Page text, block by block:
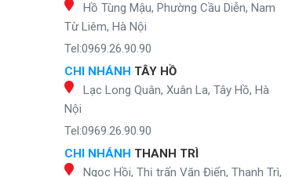
Hồ Tùng Mậu, Phường Cầu Diễn, Nam
Từ Liêm, Hà Nội
Tel:0969.26.90.90
CHI NHÁNH TÂY HỒ
Lạc Long Quân, Xuân La, Tây Hồ, Hà
Nội
Tel:0969.26.90.90
CHI NHÁNH THANH TRÌ
Ngọc Hồi, Thị trấn Văn Điển, Thanh Trì,